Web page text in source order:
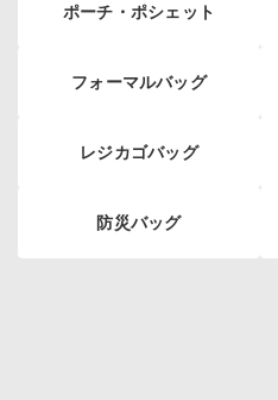
ポーチ・ポシェット
フォーマルバッグ
レジカゴバッグ
防災バッグ